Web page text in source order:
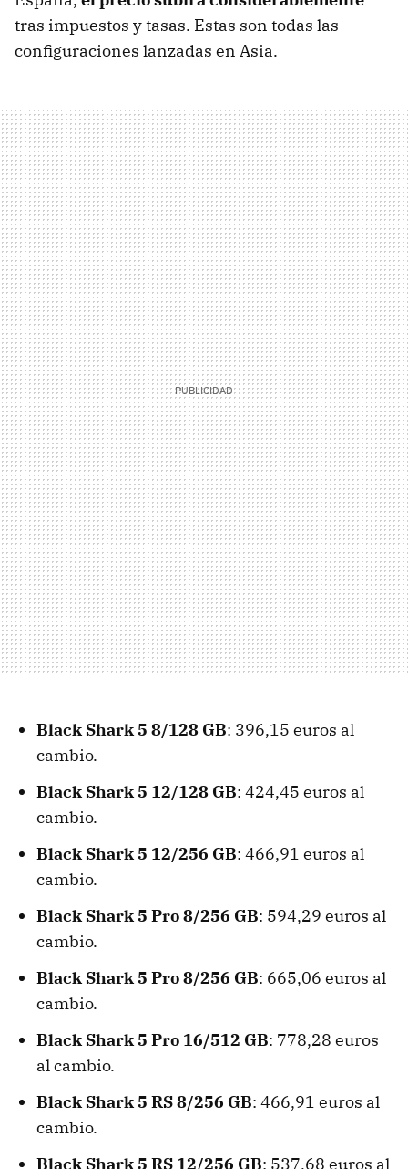
tras impuestos y tasas. Estas son todas las
configuraciones lanzadas en Asia.
Black Shark 5 8/128 GB: 396,15 euros al
cambio.
Black Shark 5 12/128 GB: 424,45 euros al
cambio.
Black Shark 5 12/256 GB: 466,91 euros al
cambio.
Black Shark 5 Pro 8/256 GB: 594,29 euros al
cambio.
Black Shark 5 Pro 8/256 GB: 665,06 euros al
cambio.
Black Shark 5 Pro 16/512 GB: 778,28 euros
al cambio.
Black Shark 5 RS 8/256 GB: 466,91 euros al
cambio.
Black Shark 5 RS 12/256 GB: 537,68 euros al